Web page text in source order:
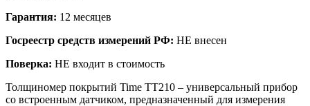
Гарантия: 12 месяцев
Госреестр средств измерений РФ: НЕ внесен
Поверка: НЕ входит в стоимость
Толщиномер покрытий Time TT210 – универсальный прибор
со встроенным датчиком, предназначенный для измерения